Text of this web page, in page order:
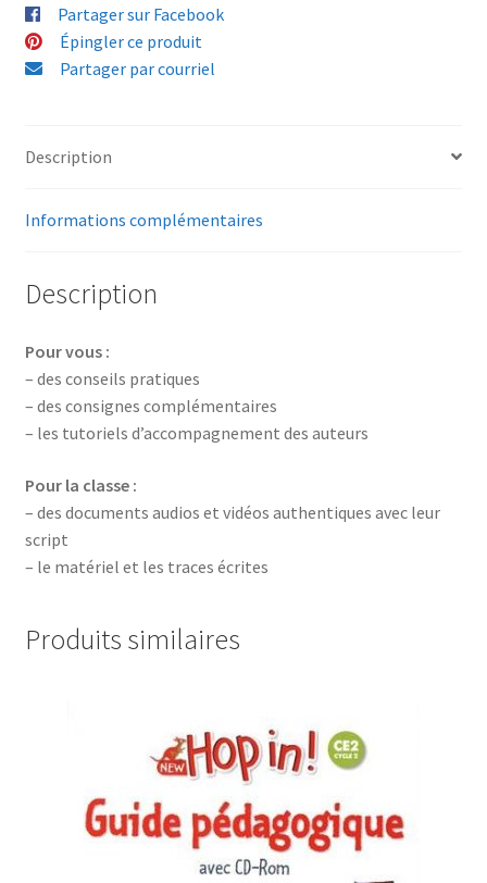
Partager sur Facebook
Épingler ce produit
Partager par courriel
Description
Informations complémentaires
Description
Pour vous :
– des conseils pratiques
– des consignes complémentaires
– les tutoriels d’accompagnement des auteurs
Pour la classe :
– des documents audios et vidéos authentiques avec leur
script
– le matériel et les traces écrites
Produits similaires